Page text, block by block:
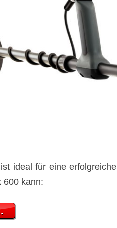
ideal für eine
600 kann: